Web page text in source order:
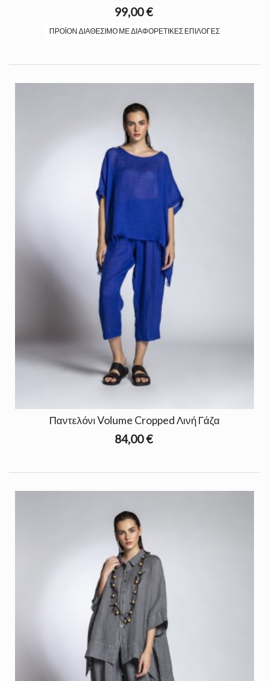
99,00 €
ΠΡΟΪΌΝ ΔΙΑΘΈΣΙΜΟ ΜΕ ΔΙΑΦΟΡΕΤΙΚΈΣ ΕΠΙΛΟΓΈΣ
Παντελόνι Volume Cropped Λινή Γάζα
84,00 €